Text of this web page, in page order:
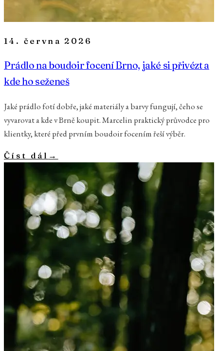
14. června 2026
Prádlo na boudoir focení Brno, jaké si přivézt a
kde ho seženeš
Jaké prádlo fotí dobře, jaké materiály a barvy fungují, čeho se
vyvarovat a kde v Brně koupit. Marcelin praktický průvodce pro
klientky, které před prvním boudoir focením řeší výběr.
Číst dál →